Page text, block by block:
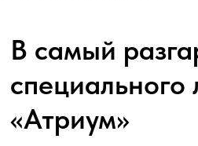
В самый
«Атриум»